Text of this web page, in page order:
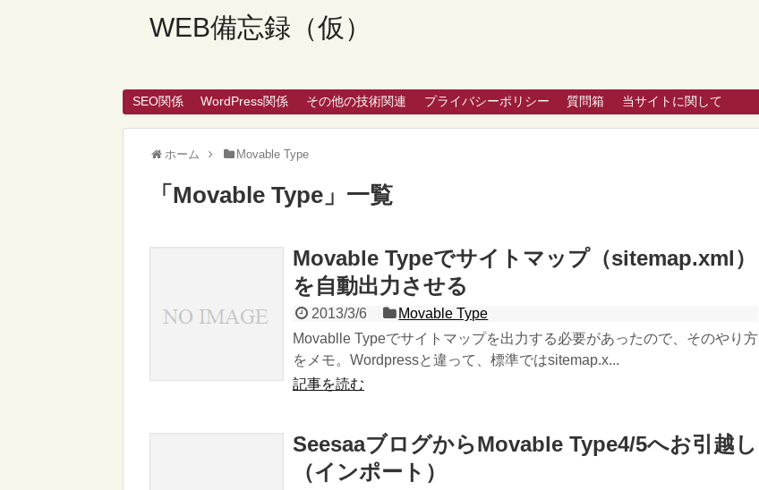
WEB備忘録（仮）
SEO関係 WordPress関係 その他の技術関連 プライバシーポリシー 質問箱 当サイトに関して
ホーム Movable Type
「 Movable Type 」 一覧
Movable Typeでサイトマップ（sitemap.xml）
を自動出力させる
2013/3/6
Movable Type
Movablle Typeでサイトマップを出力する必要があったので、そのやり方
をメモ。Wordpressと違って、標準ではsitemap.x...
記事を読む
SeesaaブログからMovable Type4/5へお引越し
（インポート）